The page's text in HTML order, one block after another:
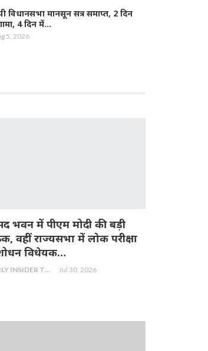
विधानसभा मानसून सत्र समाप्त, 2 दिन
4 दिन में…
5, 2026
भवन में पीएम मोदी की बड़ी
वहीं राज्यसभा में लोक परीक्षा
विधेयक…
DAILY INSIDER TEAM Jul 30, 2026